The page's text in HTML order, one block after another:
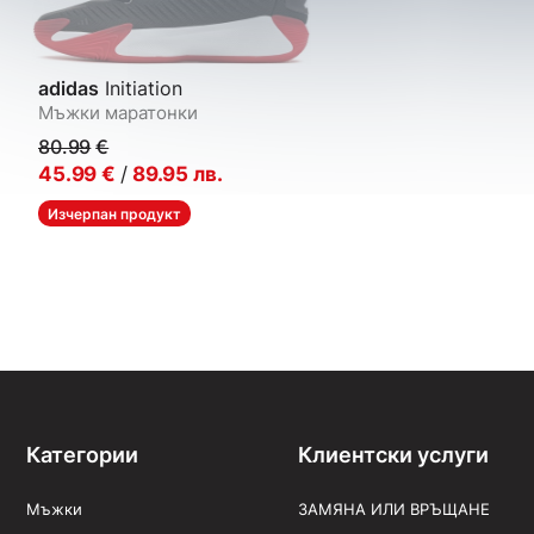
adidas Initiation
Мъжки маратонки
80.99 €
45.99 € / 89.95 лв.
Изчерпан продукт
Категории
Мъжки
Клиентски услуги
ЗАМЯНА ИЛИ ВРЪЩАНЕ